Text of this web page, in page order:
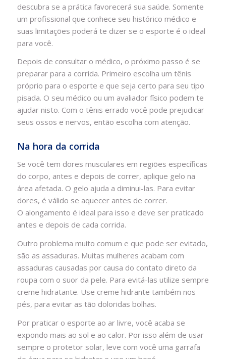
descubra se a prática favorecerá sua saúde. Somente
um profissional que conhece seu histórico médico e
suas limitações poderá te dizer se o esporte é o ideal
para você.
Depois de consultar o médico, o próximo passo é se
preparar para a corrida. Primeiro escolha um tênis
próprio para o esporte e que seja certo para seu tipo
pisada. O seu médico ou um avaliador físico podem te
ajudar nisto. Com o tênis errado você pode prejudicar
seus ossos e nervos, então escolha com atenção.
Na hora da corrida
Se você tem dores musculares em regiões específicas
do corpo, antes e depois de correr, aplique gelo na
área afetada. O gelo ajuda a diminui-las. Para evitar
dores, é válido se aquecer antes de correr.
O alongamento é ideal para isso e deve ser praticado
antes e depois de cada corrida.
Outro problema muito comum e que pode ser evitado,
são as assaduras. Muitas mulheres acabam com
assaduras causadas por causa do contato direto da
roupa com o suor da pele. Para evitá-las utilize sempre
creme hidratante. Use creme hidrante também nos
pés, para evitar as tão doloridas bolhas.
Por praticar o esporte ao ar livre, você acaba se
expondo mais ao sol e ao calor. Por isso além de usar
sempre o protetor solar, leve com você uma garrafa